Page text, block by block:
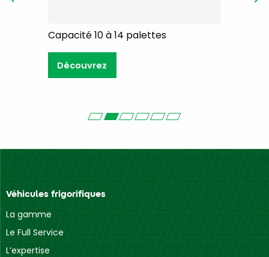
Capacité 10 à 14 palettes
Découvrez
Véhicules frigorifiques
La gamme
Le Full Service
L’expertise